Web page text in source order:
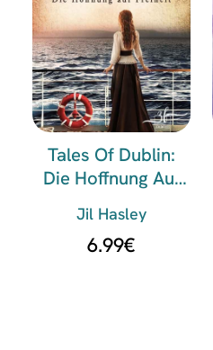
Tales Of Dublin:
Die Hoffnung Auf
Jil Hasley
6.99€